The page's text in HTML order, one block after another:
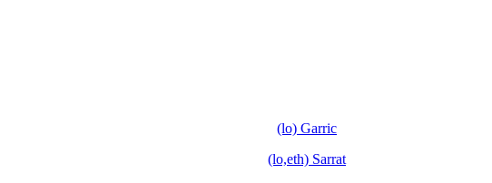
(lo) Garric
(lo,eth) Sarrat